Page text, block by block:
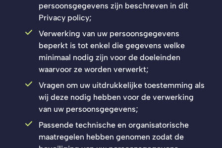
persoonsgegevens zijn beschreven in dit
Privacy policy;
Verwerking van uw persoonsgegevens
beperkt is tot enkel die gegevens welke
minimaal nodig zijn voor de doeleinden
waarvoor ze worden verwerkt;
Vragen om uw uitdrukkelijke toestemming als
wij deze nodig hebben voor de verwerking
van uw persoonsgegevens;
Passende technische en organisatorische
maatregelen hebben genomen zodat de